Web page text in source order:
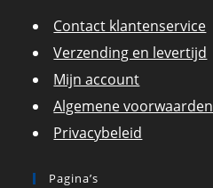
Contact klantenservice
Verzending en levertijd
Mijn account
Algemene voorwaarden
Privacybeleid
Pagina’s